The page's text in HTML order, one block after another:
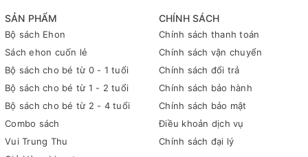
SẢN PHẨM
Bộ sách Ehon
Sách ehon cuốn lẻ
Bộ sách cho bé từ 0 - 1 tuổi
Bộ sách cho bé từ 1 - 2 tuổi
Bộ sách cho bé từ 2 - 4 tuổi
Combo sách
Vui Trung Thu
CHÍNH SÁCH
Chính sách thanh toán
Chính sách vận chuyển
Chính sách đổi trả
Chính sách bảo hành
Chính sách bảo mật
Điều khoản dịch vụ
Chính sách đại lý